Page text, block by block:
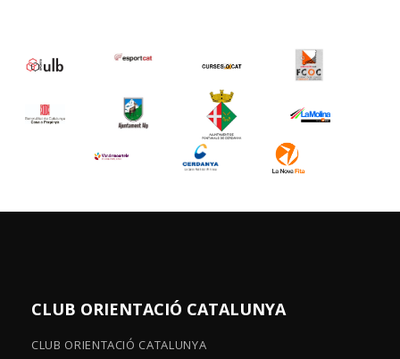
CLUB ORIENTACIÓ CATALUNYA
CLUB ORIENTACIÓ CATALUNYA